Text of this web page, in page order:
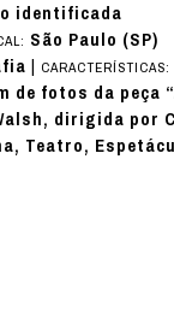
identificada
São Paulo (SP)
| CARACTERÍSTICAS:
de fotos da peça
dirigida por
Teatro,